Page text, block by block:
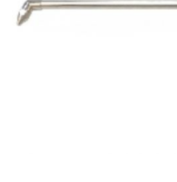
Campismo